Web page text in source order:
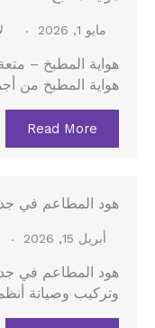
مايو 1, 2026
هواية المطبخ –
هواية المطبخ من
Read More
هود المطاعم في
أبريل 15, 2026
هود المطاعم في
وتركيب وصيانة